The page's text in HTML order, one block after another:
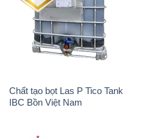
Chất tạo bọt Las P Tico Tank
IBC Bồn Việt Nam